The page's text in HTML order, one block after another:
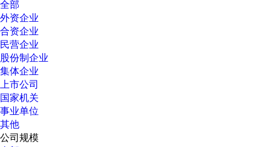
全部
外资企业
合资企业
民营企业
股份制企业
集体企业
上市公司
国家机关
事业单位
其他
公司规模